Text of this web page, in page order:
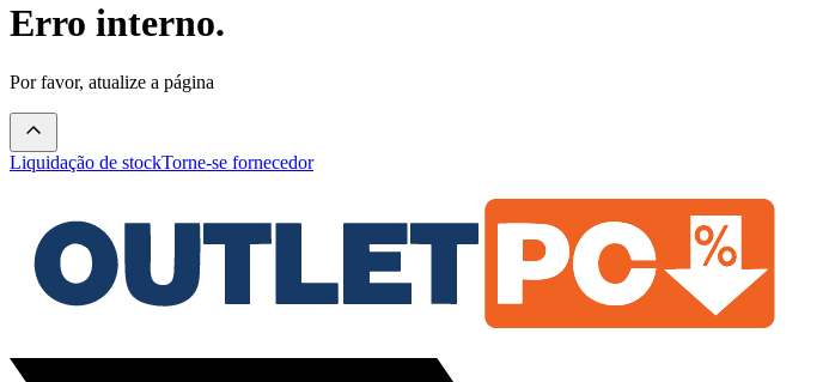
Erro interno.
Por favor, atualize a página
Liquidação de stockTorne-se fornecedor